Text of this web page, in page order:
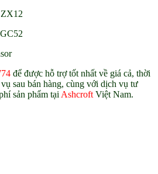
ZX12
để được hỗ trợ tốt nhất về giá cả, thời
sau bán hàng, cùng với dịch vụ tư
sản phẩm tại Ashcroft Việt Nam.